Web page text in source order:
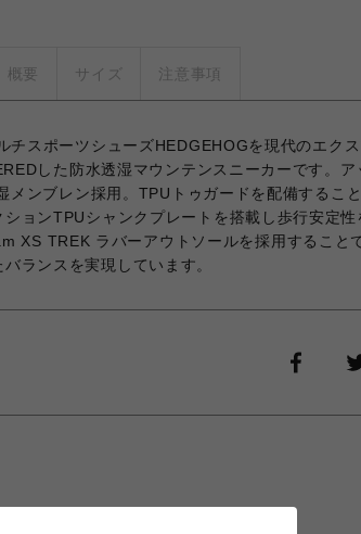
概要 サイズ 注意事項
チスポーツシューズHEDGEHOGを現代のエクス
した防水透湿マウンテンスニーカーです。ア
メンブレン採用。TPUトゥガードを配備するこ
ョンTPUシャンクプレートを搭載し歩行安定性
XS TREK ラバーアウトソールを採用すること
ランスを実現しています。